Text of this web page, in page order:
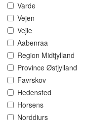
Varde
Vejen
Vejle
Aabenraa
Region Midtjylland
Province Østjylland
Favrskov
Hedensted
Horsens
Norddjurs